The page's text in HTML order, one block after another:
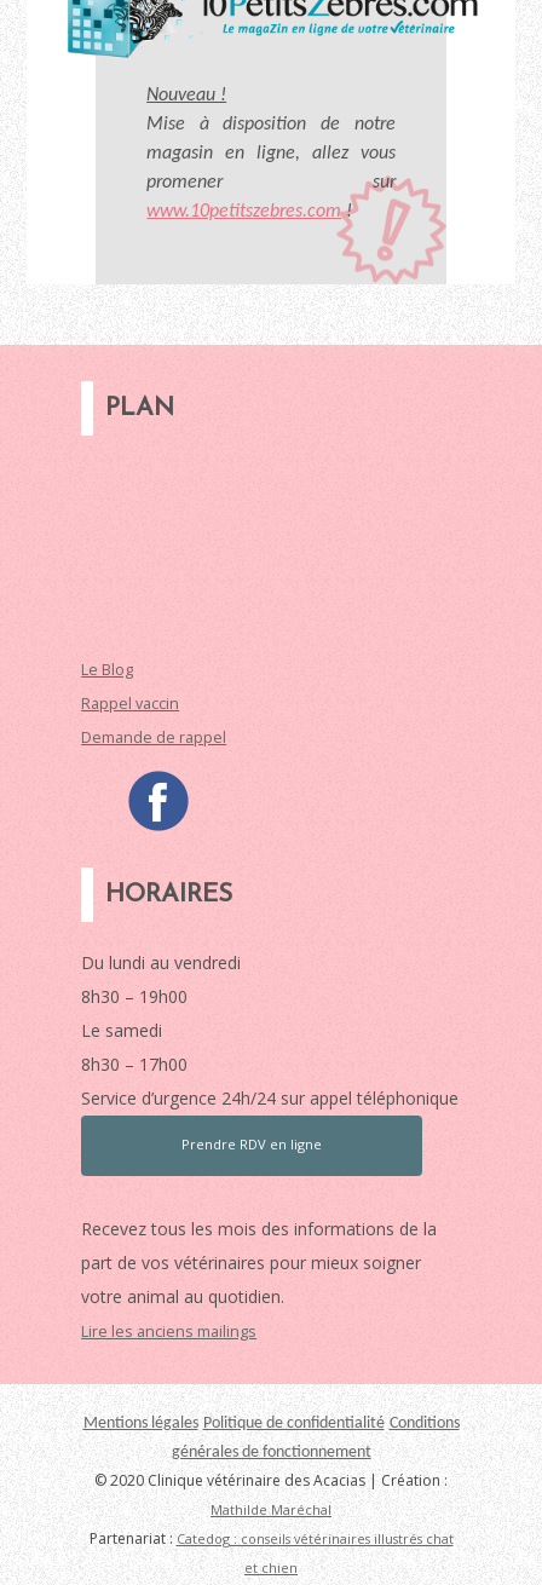
Nouveau !
Mise à disposition de notre
magasin en ligne, allez vous
promener sur
www.10petitszebres.com!
PLAN
Le Blog
Rappel vaccin
Demande de rappel
HORAIRES
Du lundi au vendredi
8h30 – 19h00
Le samedi
8h30 – 17h00
Service d’urgence 24h/24 sur appel téléphonique
Prendre RDV en ligne
Recevez tous les mois des informations de la
part de vos vétérinaires pour mieux soigner
votre animal au quotidien.
Lire les anciens mailings
Mentions légales Politique de confidentialité Conditions
générales de fonctionnement
© 2020 Clinique vétérinaire des Acacias | Création :
Mathilde Maréchal
Partenariat :Catedog : conseils vétérinaires illustrés chat
et chien